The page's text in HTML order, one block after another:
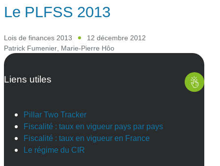
Le PLFSS 2013
Lois de finances 2013
12 décembre 2012
Patrick Fumenier, Marie-Pierre Hôo
Liens utiles
Pillar Two Tracker
Fiscalité : taux en vigueur pays par pays
Fiscalité : taux en vigueur en France
Le régime du CIR